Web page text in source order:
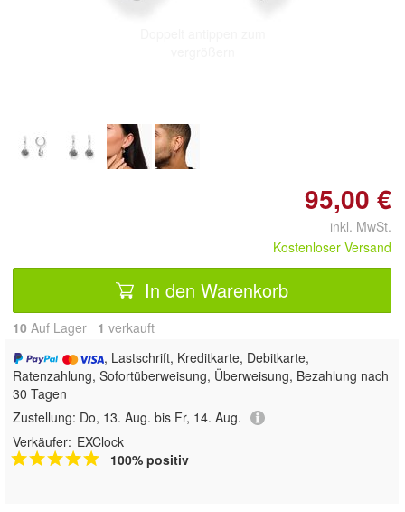
95,00 €
inkl. MwSt.
Kostenloser Versand
In den Warenkorb
10 Auf Lager 1 verkauft
, Lastschrift, Kreditkarte, Debitkarte,
Ratenzahlung, Sofortüberweisung, Überweisung, Bezahlung nach
30 Tagen
Zustellung: Do, 13. Aug. bis Fr, 14. Aug.
Verkäufer: EXClock
100% positiv